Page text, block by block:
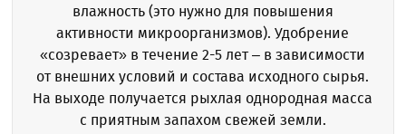
влажность (это нужно для повышения
активности микроорганизмов). Удобрение
«созревает» в течение 2-5 лет – в зависимости
от внешних условий и состава исходного сырья.
На выходе получается рыхлая однородная масса
с приятным запахом свежей земли.